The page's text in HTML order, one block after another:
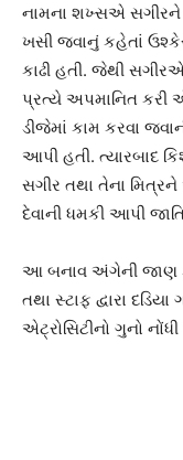
નામના શખ્સએ સગીરને
ખસી જવાનું કહેતાં
કાઢી હતી. જેથી
પ્રત્યે અપમાનિત કરી
ડીજેમાં કામ કરવા
આપી હતી. ત્યારબાદ
સગીર તથા તેના મિત્રને
દેવાની ધમકી આપી
આ બનાવ અંગેની જાણ
તથા સ્ટાફ દ્વારા
એટ્રોસિટીનો ગુનો